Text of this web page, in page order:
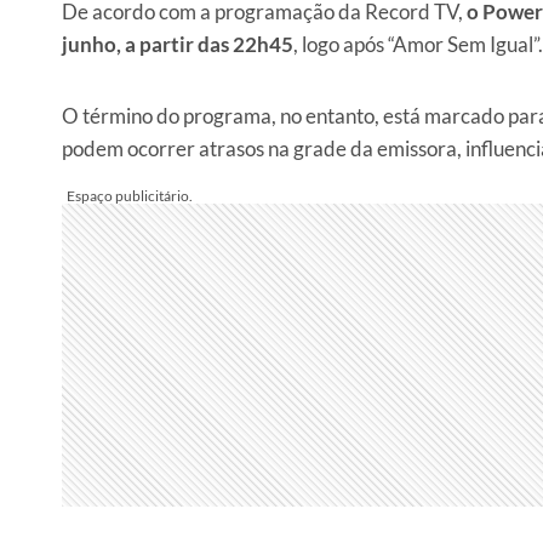
De acordo com a programação da Record TV,o
junho, a partir das 22h45, logo após “Amor Sem Igual”.
O término do programa, no entanto, está marcado
podem ocorrer atrasos na grade da emissora,